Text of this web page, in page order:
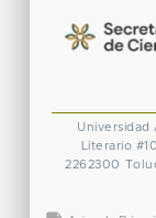
Universidad
Literario
2262300